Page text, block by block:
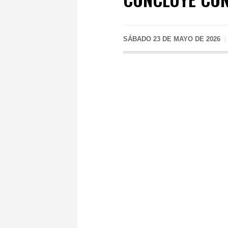
SÁBADO 23 DE MAYO DE 2026